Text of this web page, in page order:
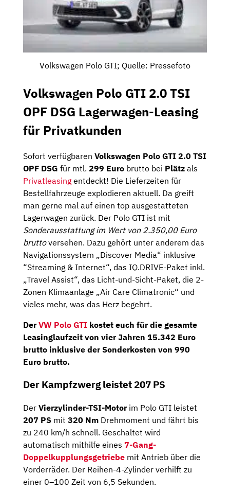
Volkswagen Polo GTI; Quelle: Pressefoto
Volkswagen Polo GTI 2.0 TSI
OPF DSG Lagerwagen-Leasing
für Privatkunden
Sofort verfügbaren Volkswagen Polo GTI 2.0 TSI
OPF DSG für mtl. 299 Euro brutto bei Plätz als
Privatleasing entdeckt! Die Lieferzeiten für
Bestellfahrzeuge explodieren aktuell. Da greift
man gerne mal auf einen top ausgestatteten
Lagerwagen zurück. Der Polo GTI ist mit
Sonderausstattung im Wert von 2.350,00 Euro
bruttoversehen. Dazu gehört unter anderem das
Navigationssystem „Discover Media“ inklusive
“Streaming & Internet“, das IQ.DRIVE-Paket inkl.
„Travel Assist“, das Licht-und-Sicht-Paket, die 2-
Zonen Klimaanlage „Air Care Climatronic“ und
vieles mehr, was das Herz begehrt.
DerVW Polo GTI kostet euch für die gesamte
Leasinglaufzeit von vier Jahren 15.342 Euro
brutto inklusive derSonderkosten von 990
Euro brutto.
Der Kampfzwerg leistet 207 PS
Der Vierzylinder-TSI-Motorim Polo GTI leistet
207 PS mit 320 Nm Drehmoment und fährt bis
zu 240 km/h schnell. Geschaltet wird
automatisch mithilfe eines 7-Gang-
Doppelkupplungsgetriebe mit Antrieb über die
Vorderräder. Der Reihen-4-Zylinder verhilft zu
einer 0–100 Zeit von 6,5 Sekunden.